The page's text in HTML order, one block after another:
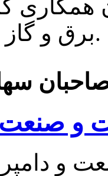
همکاری
برق و گاز صرفه‌جویی کنند.
و صنعت
و